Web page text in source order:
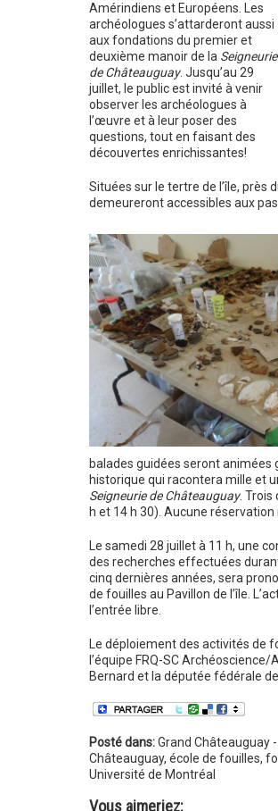
Amérindiens et Européens. Les
archéologues s’attarderont aussi
aux fondations du premier et
deuxième manoir de la Seigneurie
de Châteauguay. Jusqu’au 29
juillet, le public est invité à venir
observer les archéologues à
l’œuvre et à leur poser des
questions, tout en faisant des
découvertes enrichissantes!
Situées sur le tertre de l’île, près
demeureront accessibles aux
balades guidées seront
historique qui racontera mille et
Seigneurie de Châteauguay. Trois
h et 14 h 30). Aucune réservation
Le samedi 28 juillet à 11 h, une
des recherches effectuées
cinq dernières années, sera
de fouilles au Pavillon de l’île.
l’entrée libre.
Le déploiement des activités de
l’équipe FRQ-SC
Bernard et la députée fédérale
Posté dans:Grand Châteauguay
Châteauguay, école de fouilles,
Université de Montréal
Vous aimeriez: